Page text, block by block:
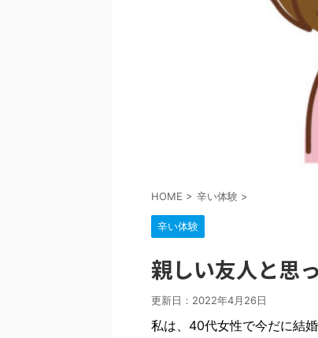
HOME > 辛い体験 >
辛い体験
親しい友人と思
更新日： 2022年4月26日
私は、40代女性で今だに結